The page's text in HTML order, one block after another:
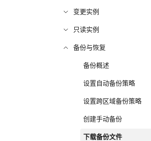
变更实例
只读实例
备份与恢复
备份概述
设置自动备份策略
设置跨区域备份策略
创建手动备份
下载备份文件